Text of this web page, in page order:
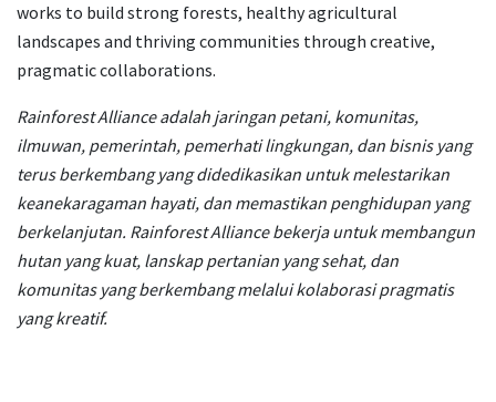
works to build strong forests, healthy agricultural
landscapes and thriving communities through creative,
pragmatic collaborations.
Rainforest Alliance adalah jaringan petani, komunitas,
ilmuwan, pemerintah, pemerhati lingkungan, dan bisnis yang
terus berkembang yang didedikasikan untuk melestarikan
keanekaragaman hayati, dan memastikan penghidupan yang
berkelanjutan. Rainforest Alliance bekerja untuk membangun
hutan yang kuat, lanskap pertanian yang sehat, dan
komunitas yang berkembang melalui kolaborasi pragmatis
yang kreatif.